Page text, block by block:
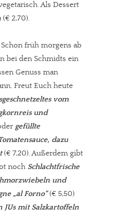
Als Dessert
(€ 2,70).
Schon früh morgens ab
bei den Schmidts ein
Genuss man
Freut Euch heute
vom
und
gefüllte
dazu
(€ 7,20). Außerdem gibt
noch Schlachtfrische
und
„al Forno“(€ 5,50)
JUs mit Salzkartoffeln